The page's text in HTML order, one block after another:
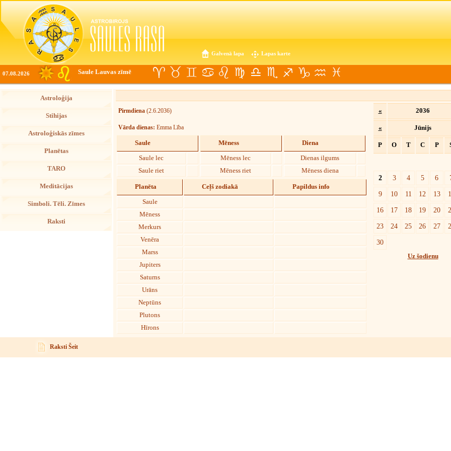
Galvenā lapa Lapas karte
07.08.2026 Saule Lauvas zīmē
Astroloģija
Stihijas
Astroloģiskās zīmes
Planētas
TARO
Meditācijas
Simboli. Tēli. Zīmes
Raksti
Pirmdiena (2.6.2036)
Vārda dienas: Emma Lība
Saule
Saule lec
Saule riet
Mēness
Mēness lec
Mēness riet
Diena
Dienas ilgums
Mēness diena
Planēta Ceļš zodiakā Papildus info
Saule
Mēness
Merkurs
Venēra
Marss
Jupiters
Saturns
Urāns
Neptūns
Plutons
Hīrons
« 2036
« Jūnijs
P O T C P
2
3 4 5 6
9
10 11 12 13
16
17 18 19 20
23
24 25 26 27
30
Uz šodienu
Raksti Šeit